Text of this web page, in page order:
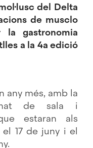
del Delta
de musclo
gastronomia
a la 4a edició
any més, amb la
de sala i
estaran als
17 de juny i el